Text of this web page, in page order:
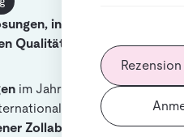
individuell auf Sie
Qualitätsansprüchen.
im Jahr sind Sie bei uns
Zollabteilung
sorgt dafür,